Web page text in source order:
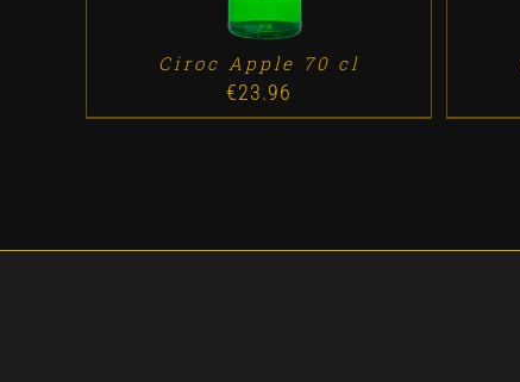
Ciroc Apple 70 cl
€23.96